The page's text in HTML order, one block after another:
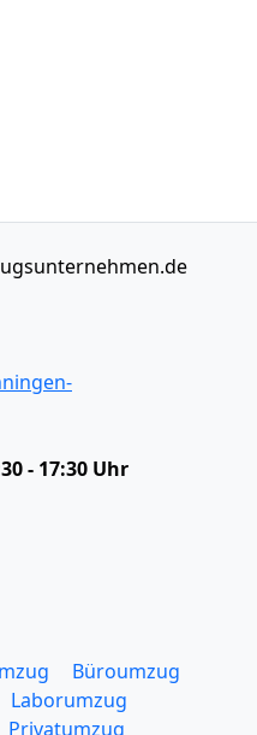
- 17:30 Uhr
Büroumzug
Laborumzug
Privatumzug